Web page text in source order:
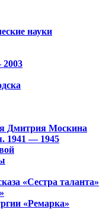
науки
Дмитрия Москина
1941 — 1945
«Сестра таланта»
«Ремарка»